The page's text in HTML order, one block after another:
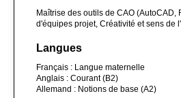
Maîtrise des outils de CAO
d'équipes projet, Créativité et sens de
Langues
Français : Langue maternelle
Anglais : Courant (B2)
Allemand : Notions de base (A2)